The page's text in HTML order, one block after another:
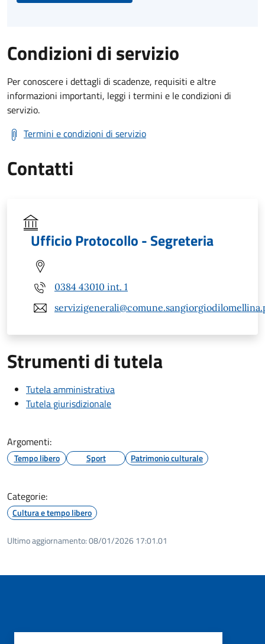
Condizioni di servizio
Per conoscere i dettagli di scadenze, requisiti e altre
informazioni importanti, leggi i termini e le condizioni di
servizio.
Termini e condizioni di servizio
Contatti
Ufficio Protocollo - Segreteria
0384 43010 int. 1
Strumenti di tutela
Tutela amministrativa
Tutela giurisdizionale
Argomenti:
Tempo libero Sport Patrimonio culturale
Categorie:
Cultura e tempo libero
Ultimo aggiornamento:08/01/2026 17:01.01